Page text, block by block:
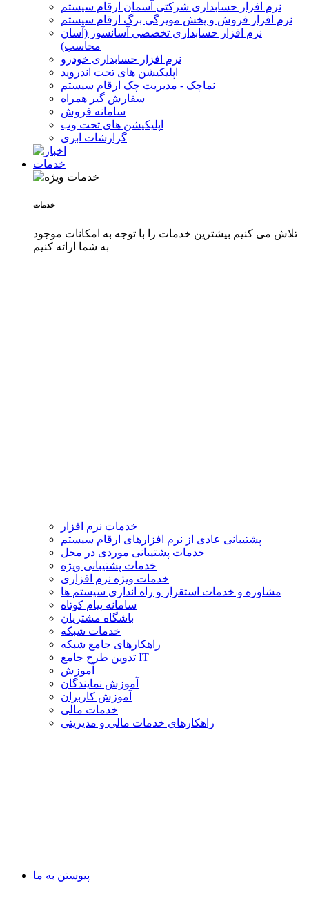
نرم افزار حسابداری شرکتی آسمان ارقام سیستم
نرم افزار فروش و پخش مویرگی برگ ارقام سیستم
نرم افزار حسابداری تخصصی آسانسور (آسان
محاسب)
نرم افزار حسابداری خودرو
اپلیکیشن های تحت اندروید
نماچک - مدیریت چک ارقام سیستم
سفارش گیر همراه
سامانه فروش
اپلیکیشن های تحت وب
گزارشات ابری
خدمات
خدمات
تلاش می کنیم بیشترین خدمات را با توجه به امکانات موجود
به شما ارائه کنیم
خدمات نرم افزار
پشتیبانی عادی از نرم افزارهای ارقام سیستم
خدمات پشتیبانی موردی در محل
خدمات پشتیبانی ویژه
خدمات ویژه نرم افزاری
مشاوره و خدمات استقرار و راه اندازی سیستم ها
سامانه پیام کوتاه
باشگاه مشتریان
خدمات شبکه
راهکارهای جامع شبکه
تدوین طرح جامع IT
آموزش
آموزش نمایندگان
آموزش کاربران
خدمات مالی
راهکارهای خدمات مالی و مدیریتی
پیوستن به ما